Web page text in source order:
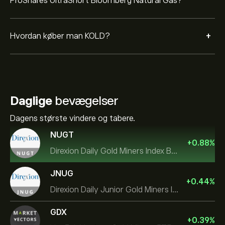
Hvordan køber man KOLD? +
Dagligebevægelser
Dagens største vindere og tabere.
NUGT
Direxion Daily Gold Miners Index Bull 2X ETF
+0.88%
JNUG
Direxion Daily Junior Gold Miners Index Bull 2X ETF
+0.44%
GDX
+0.39%